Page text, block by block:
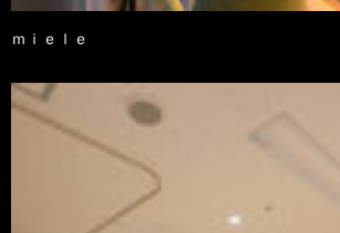
ｍｉｅｌｅ